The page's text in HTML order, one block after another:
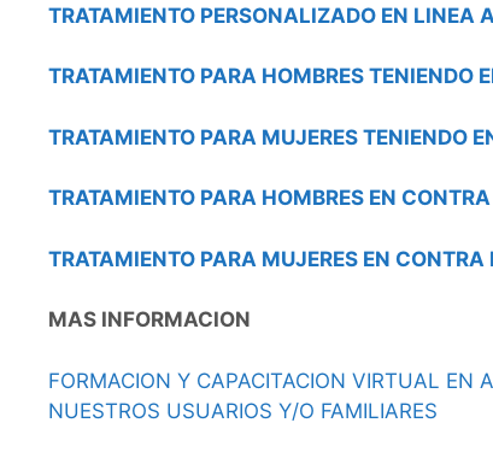
TRATAMIENTO PERSONALIZADO EN LINEA
TRATAMIENTO PARA HOMBRES TENIENDO
TRATAMIENTO PARA MUJERES TENIENDO
TRATAMIENTO PARA HOMBRES EN
TRATAMIENTO PARA MUJERES EN
MAS INFORMACION
FORMACION Y CAPACITACION VIRTUAL EN
NUESTROS USUARIOS Y/O FAMILIARES